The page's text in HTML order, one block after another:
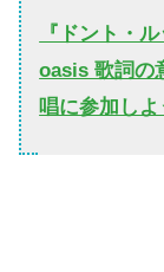
『ドント・
oasis 歌詞の
唱に参加しよ